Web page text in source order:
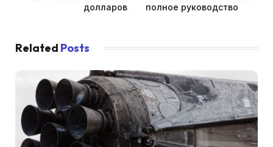
долларов
полное руководство
Related Posts